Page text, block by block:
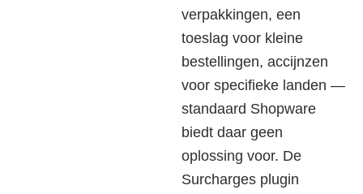
verpakkingen, een
toeslag voor kleine
bestellingen, accijnzen
voor specifieke landen —
standaard Shopware
biedt daar geen
oplossing voor. De
Surcharges plugin